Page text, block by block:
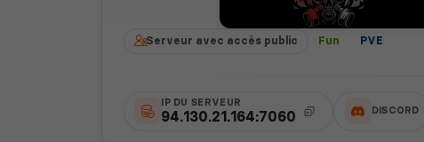
Serveur avec accès public Fun PVE
IP DU SERVEUR
94.130.21.164:7060 DISCORD